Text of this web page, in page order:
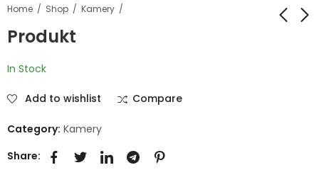
Home Shop Kamery
Produkt
In Stock
Add to wishlist Compare
Category: Kamery
Share: